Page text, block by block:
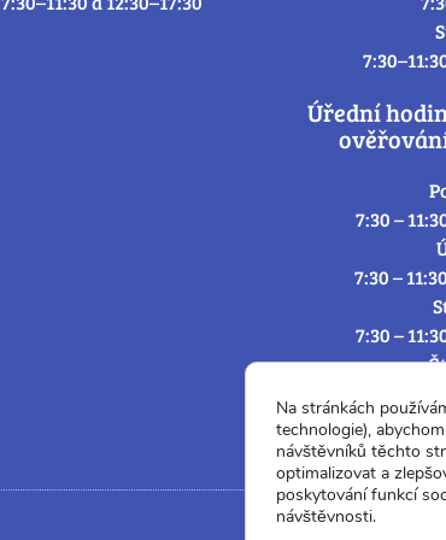
Úřední
7:30 –
7:30 –
7:30 –
Na stránkách
technologie),
návštěvníků těchto
optimalizovat a
poskytování funkcí
návštěvnosti.